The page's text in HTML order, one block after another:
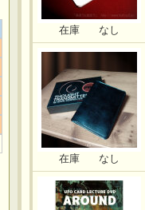
在庫 なし
在庫 なし